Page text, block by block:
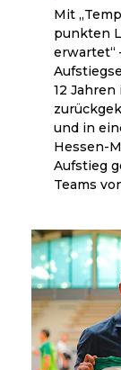
Mit
punkten
erwartet“
12
und in
Hessen-
Aufstieg
Teams